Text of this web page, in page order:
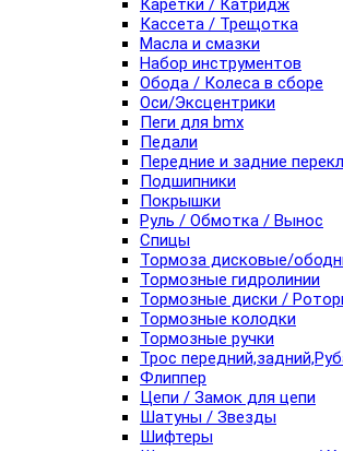
Каретки / Катридж
Кассета / Трещотка
Масла и смазки
Набор инструментов
Обода / Колеса в сборе
Оси/Эксцентрики
Пеги для bmx
Педали
Передние и задние
Подшипники
Покрышки
Руль / Обмотка / Вынос
Спицы
Тормоза дисковые/
Тормозные гидролинии
Тормозные диски /
Тормозные колодки
Тормозные ручки
Трос
Флиппер
Цепи / Замок для цепи
Шатуны / Звезды
Шифтеры